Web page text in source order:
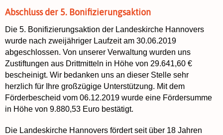
Abschluss der 5. Bonifizierungsaktion
Die 5. Bonifizierungsaktion der Landeskirche Hannovers
wurde nach zweijähriger Laufzeit am 30.06.2019
abgeschlossen. Von unserer Verwaltung wurden uns
Zustiftungen aus Drittmitteln in Höhe von 29.641,60 €
bescheinigt. Wir bedanken uns an dieser Stelle sehr
herzlich für Ihre großzügige Unterstützung. Mit dem
Förderbescheid vom 06.12.2019 wurde eine Fördersumme
in Höhe von 9.880,53 Euro bestätigt.
Die Landeskirche Hannovers fördert seit über 18 Jahren